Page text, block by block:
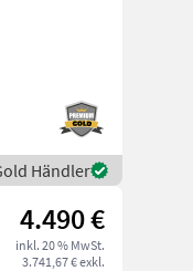
Händler
4.490 €
inkl. 20 % MwSt.
3.741,67 € exkl.